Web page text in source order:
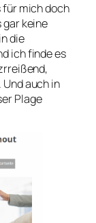
für mich doch
gar keine
die
ich finde es
auch in
Plage